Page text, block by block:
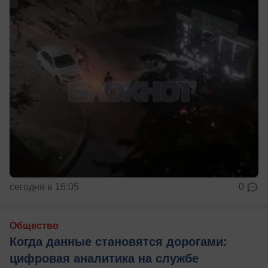
сегодня в 16:05 0
Общество
Когда данные становятся дорогами:
цифровая аналитика на службе